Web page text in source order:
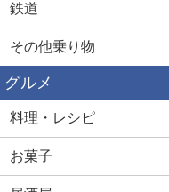
鉄道
その他乗り物
グルメ
料理・レシピ
お菓子